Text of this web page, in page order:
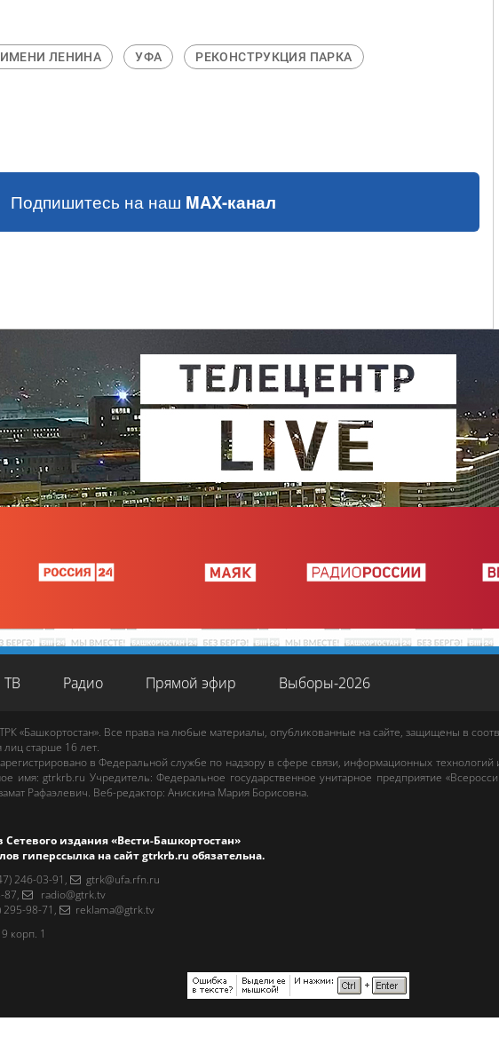
ЛЕНИНА УФА
РЕКОНСТРУКЦИЯ ПАРКА
Подпишитесь на наш MAX-канал
ТВ Радио Прямой эфир Выборы-2026
«Башкортостан». Все права на любые материалы, опубликованные на сайте, защищены в
лиц старше 16 лет.
в Федеральной службе по надзору в сфере связи, информационных
имя:gtrkrb.ru Учредитель: Федеральное государственное унитарное предприятие
Рафаэлевич. Веб-редактор: Анискина Мария Борисовна.
издания «Вести-Башкортостан»
гиперссылка на сайтgtrkrb.ru обязательна.
246-03-91 ,
gtrk@ufa.rfn.ru
87,
radio@gtrk.tv
295-98-71 ,
reklama@gtrk.tv
корп. 1